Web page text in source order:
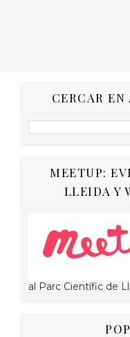
CERCAR
MEETUP:
LLEIDA Y
al Parc Científic de